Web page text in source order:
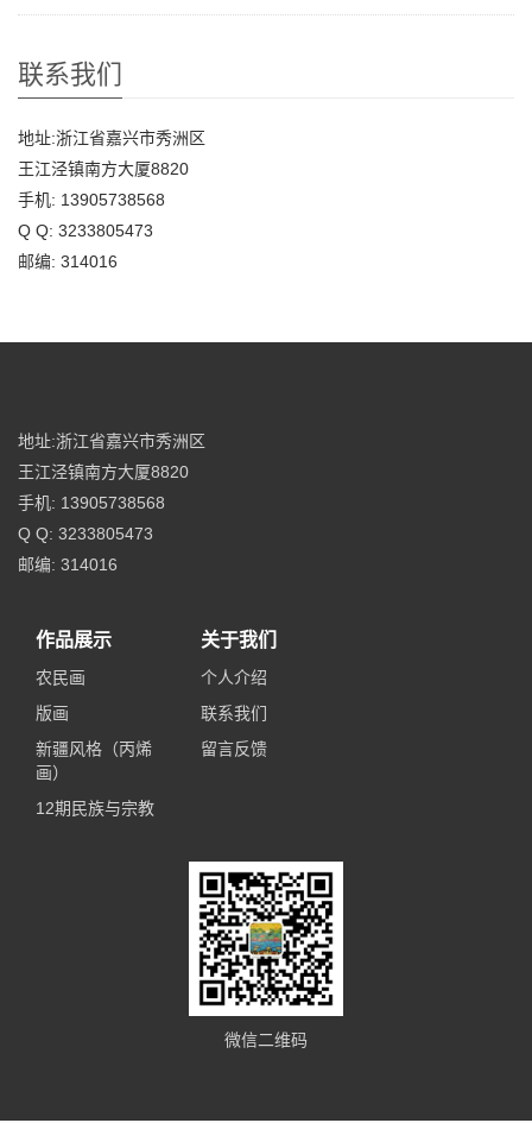
联系我们
地址:浙江省嘉兴市秀洲区
王江泾镇南方大厦8820
手机: 13905738568
Q Q: 3233805473
邮编: 314016
地址:浙江省嘉兴市秀洲区
王江泾镇南方大厦8820
手机: 13905738568
Q Q: 3233805473
邮编: 314016
作品展示
农民画
版画
新疆风格（丙烯
画）
12期民族与宗教
关于我们
个人介绍
联系我们
留言反馈
微信二维码